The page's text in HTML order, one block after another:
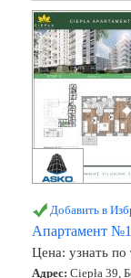
Добавить в
Апартамент
Цена: узнать
Адрес: Ciepła 39,